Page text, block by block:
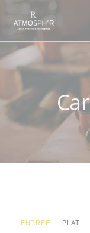
ENTRÉE PLAT